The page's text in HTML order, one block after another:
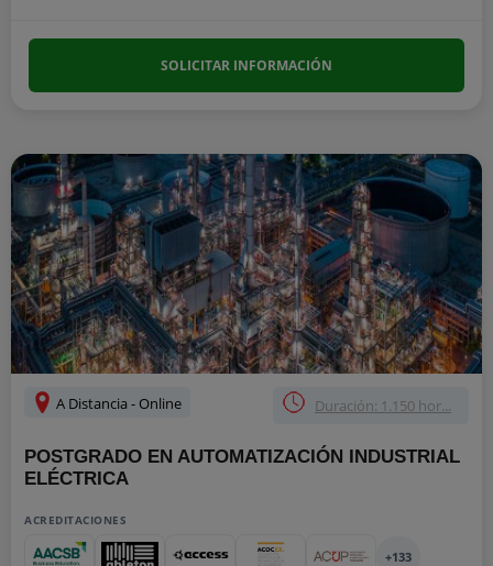
SOLICITAR INFORMACIÓN
A Distancia - Online Duración: 1.150 hor...
POSTGRADO EN AUTOMATIZACIÓN INDUSTRIAL
ELÉCTRICA
ACREDITACIONES
+133